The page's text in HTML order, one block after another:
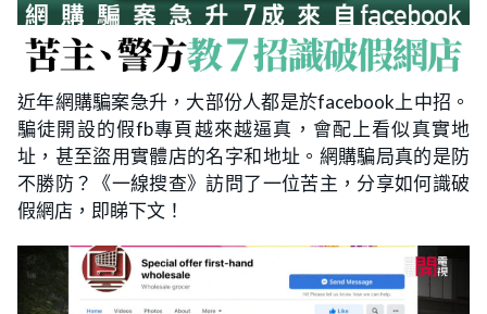
近年網購騙案急升，大部份人都是於facebook上中招。
騙徒開設的假fb專頁越來越逼真，會配上看似真實地
址，甚至盜用實體店的名字和地址。網購騙局真的是防
不勝防？《一線搜查》訪問了一位苦主，分享如何識破
假網店，即睇下文！